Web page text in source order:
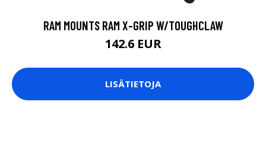
RAM MOUNTS RAM X-GRIP W/TOUGHCLAW
142.6 EUR
LISÄTIETOJA